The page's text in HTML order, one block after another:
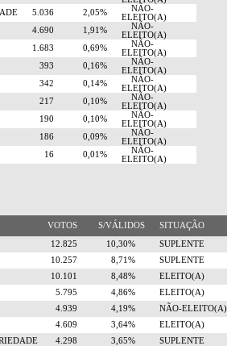
5.036 2,05%
NÃO-
ELEITO(A)
4.690 1,91%
NÃO-
ELEITO(A)
1.683 0,69%
NÃO-
ELEITO(A)
393 0,16%
NÃO-
ELEITO(A)
342 0,14%
NÃO-
ELEITO(A)
217 0,10%
NÃO-
ELEITO(A)
190 0,10%
NÃO-
ELEITO(A)
186 0,09%
NÃO-
ELEITO(A)
16 0,01%
NÃO-
ELEITO(A)
VOTOS S/VÁLIDOS SITUAÇÃO
12.825 10,30%
SUPLENTE
10.257 8,71%
SUPLENTE
10.101 8,48%
ELEITO(A)
5.795 4,86%
ELEITO(A)
4.939 4,19%
NÃO-ELEITO(A)
4.609 3,64%
ELEITO(A)
4.298 3,65%
SUPLENTE